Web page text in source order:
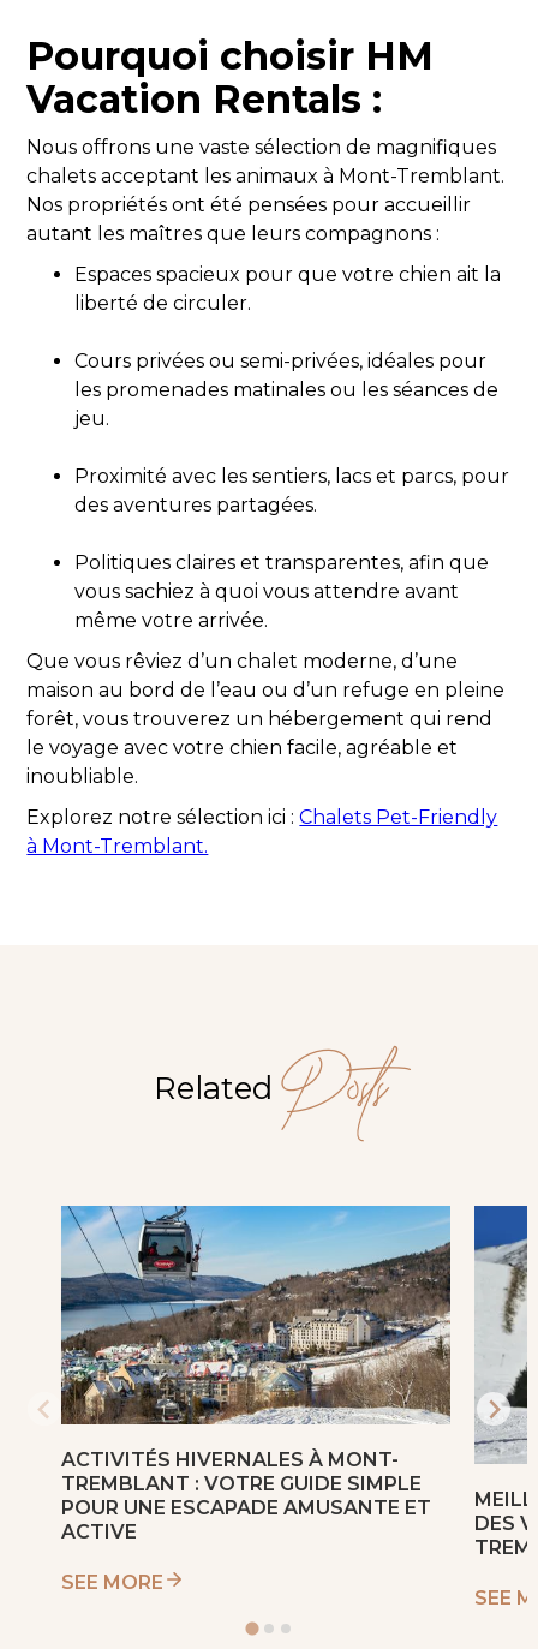
Pourquoi choisir HM
Vacation Rentals :
Nous offrons une vaste sélection de magnifiques
chalets acceptant les animaux à Mont-Tremblant.
Nos propriétés ont été pensées pour accueillir
autant les maîtres que leurs compagnons :
Espaces spacieux pour que votre chien ait la
liberté de circuler.
Cours privées ou semi-privées, idéales pour
les promenades matinales ou les séances de
jeu.
Proximité avec les sentiers, lacs et parcs, pour
des aventures partagées.
Politiques claires et transparentes, afin que
vous sachiez à quoi vous attendre avant
même votre arrivée.
Que vous rêviez d’un chalet moderne, d’une
maison au bord de l’eau ou d’un refuge en pleine
forêt, vous trouverez un hébergement qui rend
le voyage avec votre chien facile, agréable et
inoubliable.
Explorez notre sélection ici :Chalets Pet-Friendly
à Mont-Tremblant.
Related Posts
ACTIVITÉS HIVERNALES À MONT-
TREMBLANT : VOTRE GUIDE SIMPLE
POUR UNE ESCAPADE AMUSANTE ET
ACTIVE
SEE MORE
DES
SEE